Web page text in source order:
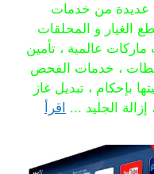
عديدة من خدمات
الغيار و المحلقات
ماركات عالمية ، تأمين
، خدمات الفحص
بإحكام ، تبديل غاز
الجليد ... اقرأ